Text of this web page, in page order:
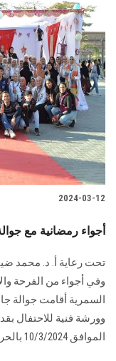
2024-03-12
أجواء رمضانية مع
تحت رعاية أ. د. محمد
وفي أجواء من الفرحة
السمرية أقامت جوالة
وورشة فنية للاحتفال
الموافق 10/3/2024 بالحرم الجامعي.